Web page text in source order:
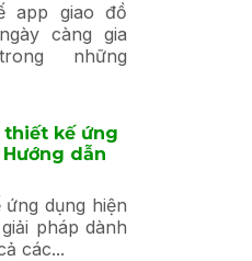
app giao đồ
càng gia
những
thiết kế ứng
dẫn
ứng dụng hiện
pháp dành
các...